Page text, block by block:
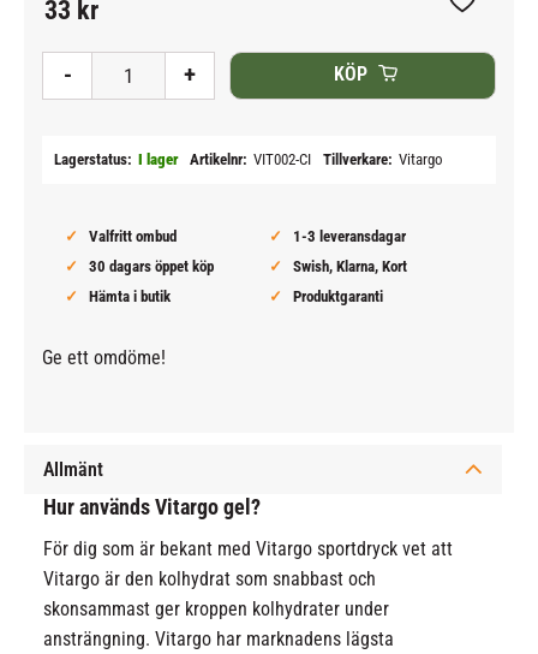
33 kr
+
- KÖP
Lägg till
Lagerstatus I lager Artikelnr VIT002-CI Tillverkare Vitargo
Valfritt ombud
1-3 leveransdagar
30 dagars öppet köp
Swish, Klarna, Kort
Hämta i butik
Produktgaranti
Ge ett omdöme!
Allmänt
Hur används Vitargo gel?
För dig som är bekant med Vitargo sportdryck vet att
Vitargo är den kolhydrat som snabbast och
skonsammast ger kroppen kolhydrater under
ansträngning. Vitargo har marknadens lägsta